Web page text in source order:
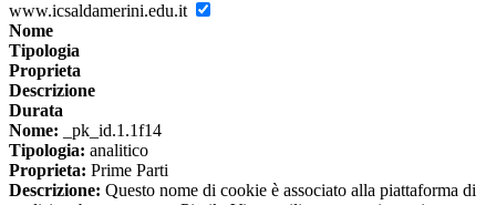
www.icsaldamerini.edu.it
Nome
Tipologia
Proprieta
Descrizione
Durata
Nome: _pk_id.1.1f14
Tipologia: analitico
Proprieta: Prime Parti
Descrizione: Questo nome di cookie è associato alla piattaforma di